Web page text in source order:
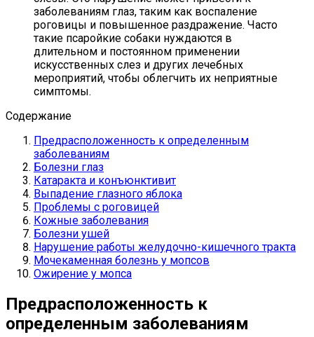
заболеваниям глаз, таким как воспаление
роговицы и повышенное раздражение. Часто
такие псаройкие собаки нуждаются в
длительном и постоянном применении
искусственных слез и других лечебных
мероприятий, чтобы облегчить их неприятные
симптомы.
Содержание
Предрасположенность к определенным
заболеваниям
Болезни глаз
Катаракта и конъюнктивит
Выпадение глазного яблока
Проблемы с роговицей
Кожные заболевания
Болезни ушей
Нарушение работы желудочно-кишечного тракта
Мочекаменная болезнь у мопсов
Ожирение у мопса
Предрасположенность к
определенным заболеваниям